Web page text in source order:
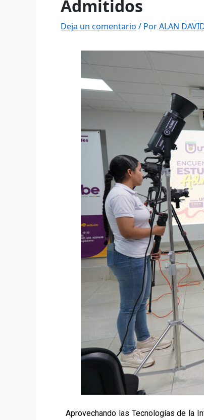
Admitidos
Deja un comentario / PorALAN
Aprovechando las Tecnologías de la